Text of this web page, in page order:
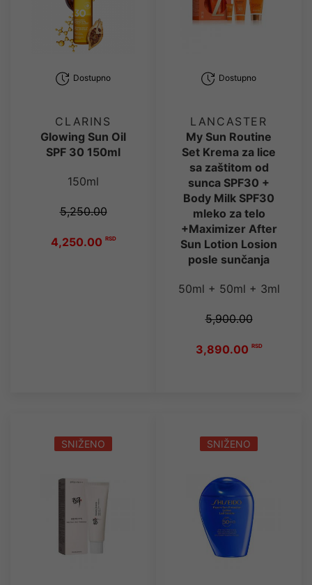
Dostupno
CLARINS
Glowing Sun Oil
SPF 30 150ml
150ml
5,250.00
4,250.00 RSD
Dostupno
LANCASTER
My Sun Routine
Set Krema za lice
sa zaštitom od
sunca SPF30 +
Body Milk SPF30
mleko za telo
+Maximizer After
Sun Lotion Losion
posle sunčanja
50ml + 50ml + 3ml
5,900.00
3,890.00 RSD
SNIŽENO SNIŽENO